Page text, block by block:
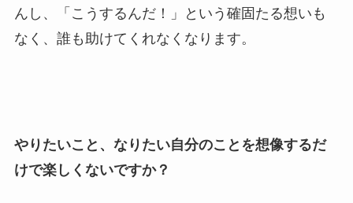
んし、「こうするんだ！」という確固たる想いも
なく、誰も助けてくれなくなります。
やりたいこと、なりたい自分のことを想像するだ
けで楽しくないですか？